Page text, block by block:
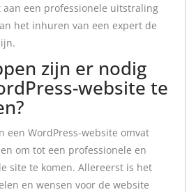
aan een professionele uitstraling
het inhuren van een expert de
zijn er nodig
website te
een WordPress-website omvat
om tot een professionele en
site te komen. Allereerst is het
en wensen voor de website